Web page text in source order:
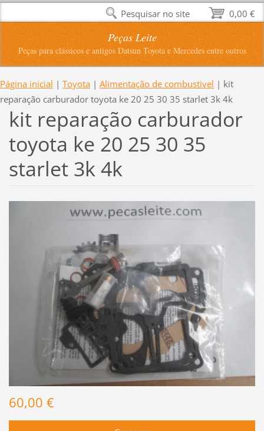
Peças Leite
Peças para clássicos e antigos Datsun Toyota e Mercedes entre outros
Página inicial | Toyota | Alimentação de combustivel | kit
reparação carburador toyota ke 20 25 30 35 starlet 3k 4k
kit reparação carburador
toyota ke 20 25 30 35
starlet 3k 4k
60,00 €
0,00 €
Pesquisar no site